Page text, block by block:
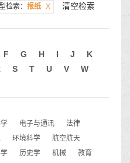
检索： 报纸 X 清空检索
F G H I J
K
S T U V
W
电子与通讯
法律
环境科学
航空航天
历史学 机械
教育